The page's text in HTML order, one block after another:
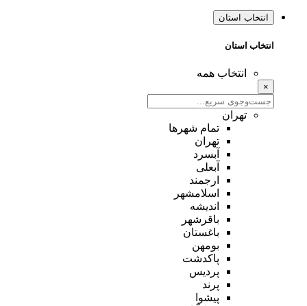
انتخاب استان
انتخاب استان
انتخاب همه
×
تهران
تمام شهر‌ها
تهران
آبسرد
آبعلی
ارجمند
اسلامشهر
اندیشه
باقرشهر
باغستان
بومهن
پاکدشت
پردیس
پرند
پیشوا